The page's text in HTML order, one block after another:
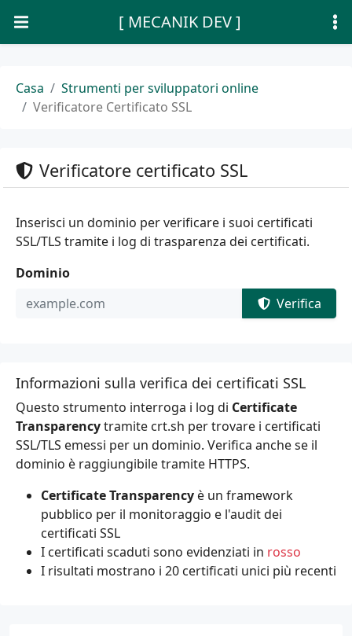
[ MECANIK DEV ]
Casa
Strumenti per sviluppatori online
Verificatore Certificato SSL
Verificatore certificato SSL
Inserisci un dominio per verificare i suoi certificati
SSL/TLS tramite i log di trasparenza dei certificati.
Dominio
Verifica
Informazioni sulla verifica dei certificati SSL
Questo strumento interroga i log di Certificate
Transparencytramite crt.sh per trovare i certificati
SSL/TLS emessi per un dominio. Verifica anche se il
dominio è raggiungibile tramite HTTPS.
Certificate Transparency è un framework
pubblico per il monitoraggio e l'audit dei
certificati SSL
I certificati scaduti sono evidenziati in rosso
I risultati mostrano i 20 certificati unici più recenti